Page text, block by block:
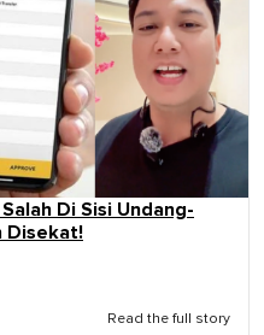
Di Sisi Undang-
Disekat!
Read the full story